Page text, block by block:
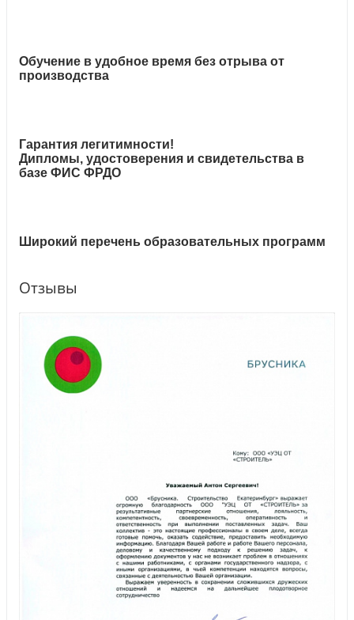
Обучение в удобное время без отрыва от
производства
Гарантия легитимности!
Дипломы, удостоверения и свидетельства в
базе ФИС ФРДО
Широкий перечень образовательных программ
Отзывы